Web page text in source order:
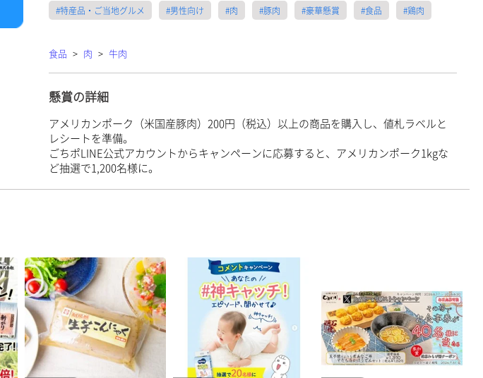
#特産品・ご当地グルメ #男性向け #肉 #豚肉 #豪華懸賞 #食品 #鶏肉
食品 > 肉 > 牛肉
懸賞の詳細
アメリカンポーク（米国産豚肉）200円（税込）以上の商品を購入し、値札ラベルと
レシートを準備。
ごちポLINE公式アカウントからキャンペーンに応募すると、アメリカンポーク1kgな
ど抽選で1,200名様に。